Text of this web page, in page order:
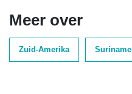
Meer over
Zuid-Amerika Suriname